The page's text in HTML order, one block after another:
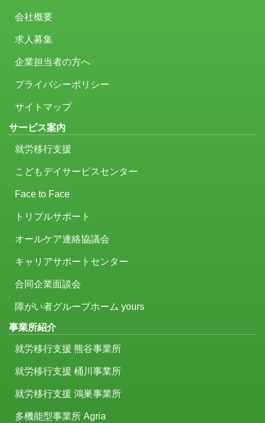
会社概要
求人募集
企業担当者の方へ
プライバシーポリシー
サイトマップ
サービス案内
就労移行支援
こどもデイサービスセンター
Face to Face
トリプルサポート
オールケア連絡協議会
キャリアサポートセンター
合同企業面談会
障がい者グループホーム yours
事業所紹介
就労移行支援 熊谷事業所
就労移行支援 桶川事業所
就労移行支援 鴻巣事業所
多機能型事業所 Agria